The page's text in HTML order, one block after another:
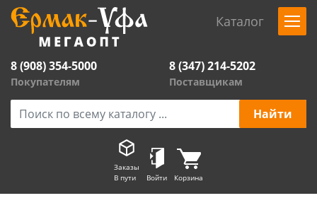
Каталог
8 (908) 354-5000
Покупателям
8 (347) 214-5202
Поставщикам
Заказы
В пути
Войти Корзина